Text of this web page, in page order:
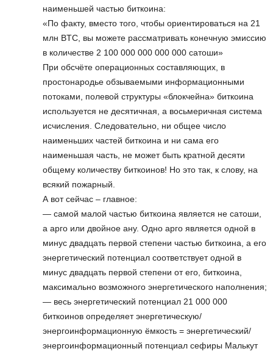
наименьшей частью биткоина:
«По факту, вместо того, чтобы ориентироваться на 21
млн BTC, вы можете рассматривать конечную эмиссию
в количестве 2 100 000 000 000 000 сатоши»
При обсчёте операционных составляющих, в
простонародье обзываемыми информационными
потоками, полевой структуры «блокчейна» биткоина
используется не десятичная, а восьмеричная система
исчисления. Следовательно, ни общее число
наименьших частей биткоина и ни сама его
наименьшая часть, не может быть кратной десяти
общему количеству биткоинов! Но это так, к слову, на
всякий пожарный.
А вот сейчас – главное:
— самой малой частью биткоина является не сатоши,
а арго или двойное ану. Одно арго является одной в
минус двадцать первой степени частью биткоина, а его
энергетический потенциал соответствует одной в
минус двадцать первой степени от его, биткоина,
максимально возможного энергетического наполнения;
— весь энергетический потенциал 21 000 000
биткоинов определяет энергетическую/
энергоинформационную ёмкость = энергетический/
энергоинформационный потенциал сефиры Малькут